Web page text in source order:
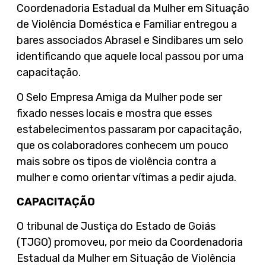
Coordenadoria Estadual da Mulher em Situação
de Violência Doméstica e Familiar entregou a
bares associados Abrasel e Sindibares um selo
identificando que aquele local passou por uma
capacitação.
O Selo Empresa Amiga da Mulher pode ser
fixado nesses locais e mostra que esses
estabelecimentos passaram por capacitação,
que os colaboradores conhecem um pouco
mais sobre os tipos de violência contra a
mulher e como orientar vítimas a pedir ajuda.
CAPACITAÇÃO
O tribunal de Justiça do Estado de Goiás
(TJGO) promoveu, por meio da Coordenadoria
Estadual da Mulher em Situação de Violência